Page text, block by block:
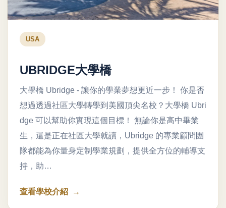
USA
UBRIDGE大學橋
大學橋 Ubridge - 讓你的學業夢想更近一步！ 你是否
想過透過社區大學轉學到美國頂尖名校？大學橋 Ubri
dge 可以幫助你實現這個目標！ 無論你是高中畢業
生，還是正在社區大學就讀，Ubridge 的專業顧問團
隊都能為你量身定制學業規劃，提供全方位的輔導支
持，助…
查看學校介紹